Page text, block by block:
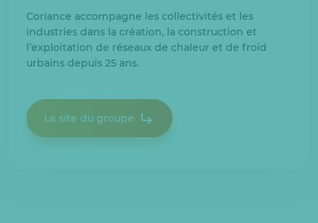
Coriance accompagne les collectivités et les
industries dans la création, la construction et
l’exploitation de réseaux de chaleur et de froid
urbains depuis 25 ans.
Le site du groupe